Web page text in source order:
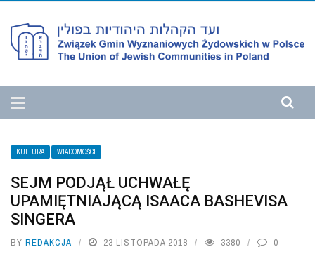
KULTURA WIADOMOŚCI
SEJM PODJĄŁ UCHWAŁĘ
UPAMIĘTNIAJĄCĄ ISAACA BASHEVISA
SINGERA
BY REDAKCJA 23 LISTOPADA 2018 3380 0